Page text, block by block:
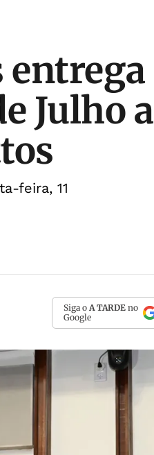
entrega
Julho a
feira, 11
Siga o A TARDE no
Google